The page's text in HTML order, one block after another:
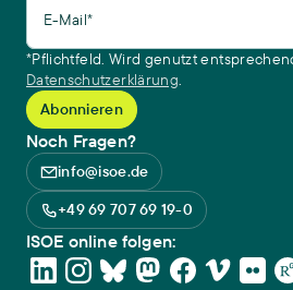
E-Mail*
*Pflichtfeld. Wird genutzt
Datenschutzerklärung.
Noch Fragen?
info@isoe.de
+49 69 707 69 19-0
ISOE online folgen: